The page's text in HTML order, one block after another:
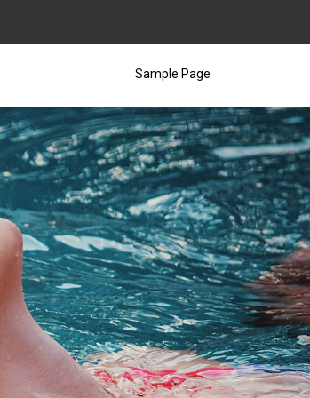
Sample Page